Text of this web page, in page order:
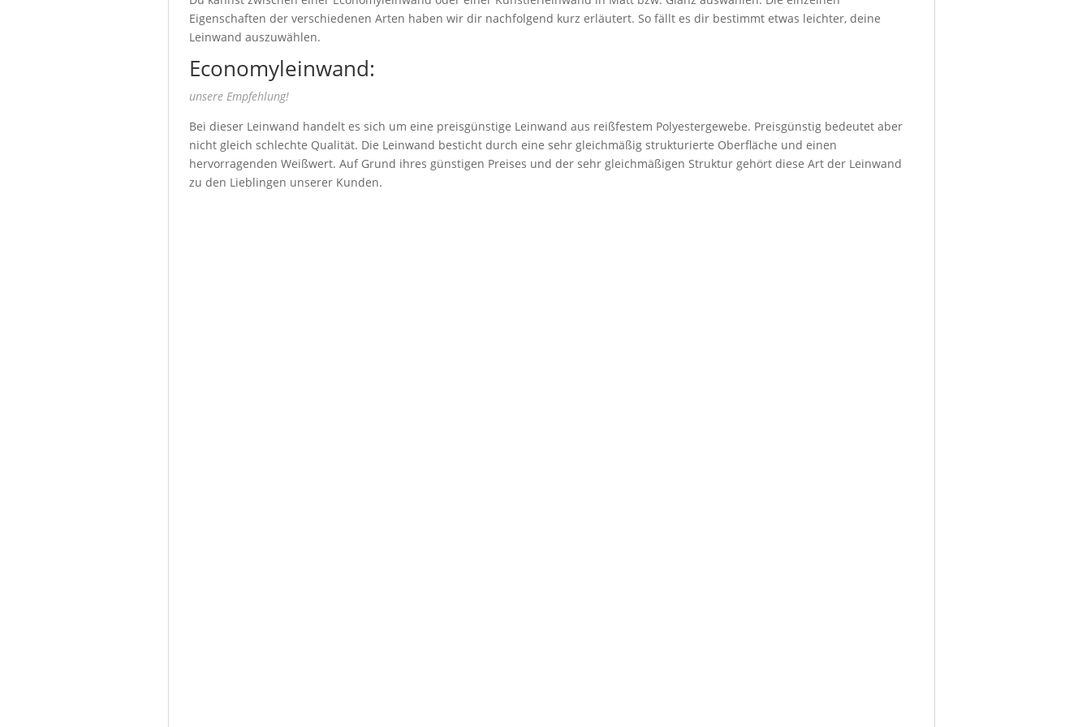
Eigenschaften der verschiedenen Arten haben wir dir nachfolgend kurz erläutert. So fällt es dir bestimmt etwas leichter, deine
Leinwand auszuwählen.
Economyleinwand:
unsere Empfehlung!
Bei dieser Leinwand handelt es sich um eine preisgünstige Leinwand aus reißfestem Polyestergewebe. Preisgünstig bedeutet aber
nicht gleich schlechte Qualität. Die Leinwand besticht durch eine sehr gleichmäßig strukturierte Oberfläche und einen
hervorragenden Weißwert. Auf Grund ihres günstigen Preises und der sehr gleichmäßigen Struktur gehört diese Art der Leinwand
zu den Lieblingen unserer Kunden.